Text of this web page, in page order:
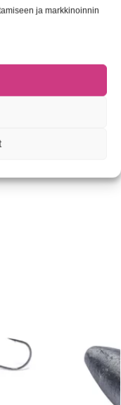
ja markkinoinnin
tietoa